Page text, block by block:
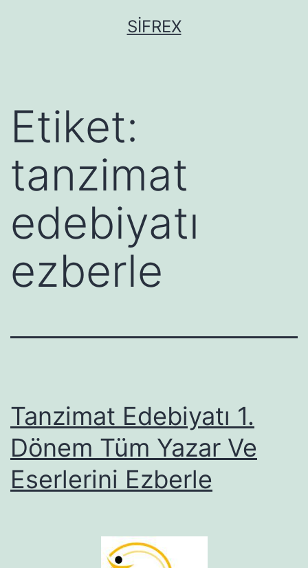
SIFREX
Etiket:
tanzimat
edebiyatı
ezberle
Tanzimat Edebiyatı 1.
Dönem Tüm Yazar Ve
Eserlerini Ezberle